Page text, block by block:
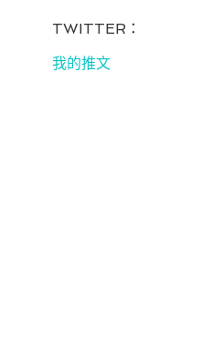
bo
ok
ag
TWITTER：
我的推文